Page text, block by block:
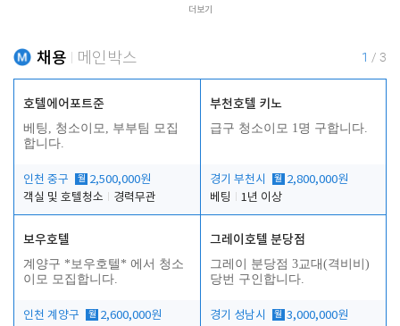
더보기
채용 메인박스 1 / 3
호텔에어포트준
베팅, 청소이모, 부부팀 모집
합니다.
인천 중구 월 2,500,000원
객실 및 호텔청소
경력무관
부천호텔 키노
급구 청소이모 1명 구합니다.
경기 부천시 월 2,800,000원
베팅
1년 이상
보우호텔
계양구 *보우호텔* 에서 청소
이모 모집합니다.
인천 계양구 월 2,600,000원
그레이호텔 분당점
그레이 분당점 3교대(격비비)
당번 구인합니다.
경기 성남시 월 3,000,000원